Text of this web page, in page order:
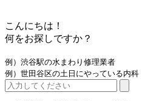
こんにちは！
何をお探しですか？
例）渋谷駅の水まわり修理業者
例）世田谷区の土日にやっている内科